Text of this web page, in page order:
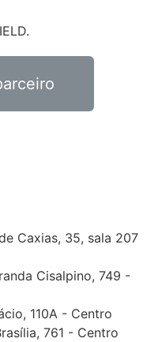
Caxias, 35, sala 207
Cisalpino, 749 -
110A - Centro
761 - Centro